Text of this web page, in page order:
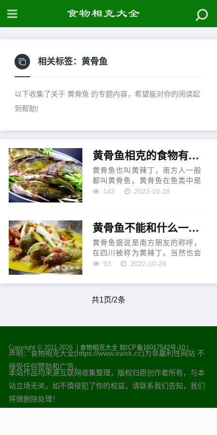
相关标签： 黄骨鱼
以下收集了关于 黄骨鱼 的专题内容，希望能对你的阅读起
到帮助!
黄骨鱼相克的食物有哪些
黄骨鱼也叫黄辣丁，南方人一般
都叫黄骨鱼。黄骨鱼在鱼类中是
营养价值比较高的一种，含有大
促进骨骼和大脑的生长发育，可
以提...
143 2022-10-28
黄骨鱼不能和什么一起吃
黄骨鱼据说是南方朋友的称呼，
在四川被称为黄辣丁。当然也会
被称为黄颡鱼或者黄腊丁。它的
被刺伤。黄骨鱼价格不贵，在厦
元一...
93 2022-10-28
共1页/2条
Copyright © 2011-2026 | 食物相克大全 皖ICP备16017542号-10|
声明：食物相克大全(https://www.swxk.cc)为非赢利性网站 不
接受任何赞助和广告。
本站作品均来源互联网收集整理，版权归原创作者所有，与本
站立场无关，如不慎侵犯了你的权益，请联系我们告知，我们
将做删除处理！